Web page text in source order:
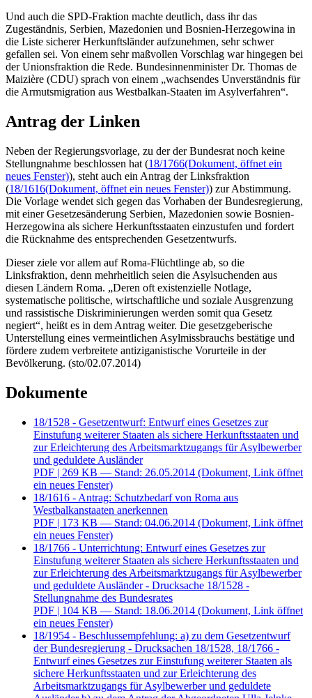
Und auch die SPD-Fraktion machte deutlich, dass ihr das
Zugeständnis, Serbien, Mazedonien und Bosnien-Herzegowina in
die Liste sicherer Herkunftsländer aufzunehmen, sehr schwer
gefallen sei. Von einem sehr maßvollen Vorschlag war hingegen bei
der Unionsfraktion die Rede. Bundesinnenminister Dr. Thomas de
Maizière (CDU) sprach von einem „wachsendes Unverständnis für
die Armutsmigration aus Westbalkan-Staaten im Asylverfahren“.
Antrag der Linken
Neben der Regierungsvorlage, zu der der Bundesrat noch keine
Stellungnahme beschlossen hat (18/1766(Dokument, öffnet ein
neues Fenster)), steht auch ein Antrag der Linksfraktion
(18/1616(Dokument, öffnet ein neues Fenster)) zur Abstimmung.
Die Vorlage wendet sich gegen das Vorhaben der Bundesregierung,
mit einer Gesetzesänderung Serbien, Mazedonien sowie Bosnien-
Herzegowina als sichere Herkunftsstaaten einzustufen und fordert
die Rücknahme des entsprechenden Gesetzentwurfs.
Dieser ziele vor allem auf Roma-Flüchtlinge ab, so die
Linksfraktion, denn mehrheitlich seien die Asylsuchenden aus
diesen Ländern Roma. „Deren oft existenzielle Notlage,
systematische politische, wirtschaftliche und soziale Ausgrenzung
und rassistische Diskriminierungen werden somit qua Gesetz
negiert“, heißt es in dem Antrag weiter. Die gesetzgeberische
Unterstellung eines vermeintlichen Asylmissbrauchs bestätige und
fördere zudem verbreitete antiziganistische Vorurteile in der
Bevölkerung. (sto/02.07.2014)
Dokumente
18/1528 - Gesetzentwurf: Entwurf eines Gesetzes zur
Einstufung weiterer Staaten als sichere Herkunftsstaaten und
zur Erleichterung des Arbeitsmarktzugangs für Asylbewerber
und geduldete Ausländer
PDF | 269 KB — Stand: 26.05.2014 (Dokument, Link öffnet
ein neues Fenster)
18/1616 - Antrag: Schutzbedarf von Roma aus
Westbalkanstaaten anerkennen
PDF | 173 KB — Stand: 04.06.2014 (Dokument, Link öffnet
ein neues Fenster)
18/1766 - Unterrichtung: Entwurf eines Gesetzes zur
Einstufung weiterer Staaten als sichere Herkunftsstaaten und
zur Erleichterung des Arbeitsmarktzugangs für Asylbewerber
und geduldete Ausländer - Drucksache 18/1528 -
Stellungnahme des Bundesrates
PDF | 104 KB — Stand: 18.06.2014 (Dokument, Link öffnet
ein neues Fenster)
18/1954 - Beschlussempfehlung: a) zu dem Gesetzentwurf
der Bundesregierung - Drucksachen 18/1528, 18/1766 -
Entwurf eines Gesetzes zur Einstufung weiterer Staaten als
sichere Herkunftsstaaten und zur Erleichterung des
Arbeitsmarktzugangs für Asylbewerber und geduldete